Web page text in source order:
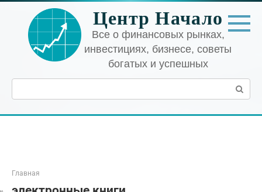
Перейти
контенту
Центр Начало
Все о финансовых рынках,
инвестициях, бизнесе, советы
богатых и успешных
Поиск:
Главная